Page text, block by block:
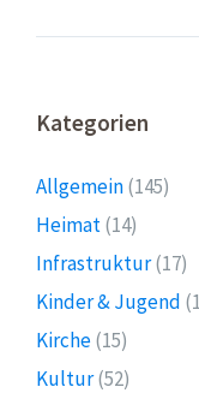
Kategorien
Allgemein(145)
Heimat(14)
Infrastruktur(17)
Kinder & Jugend
Kirche(15)
Kultur(52)